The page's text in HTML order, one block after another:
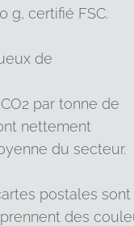
g, certifié FSC.
de
par tonne de
nettement
du secteur.
postales sont
des